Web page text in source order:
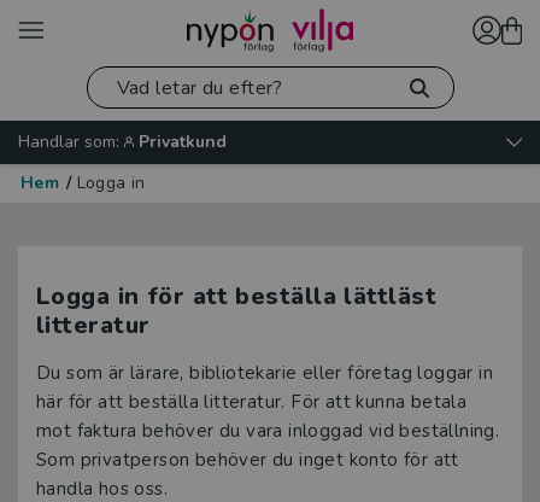
Handlar som:
Privatkund
Hem / Logga in
Logga in för att beställa lättläst
litteratur
Du som är lärare, bibliotekarie eller företag loggar in
här för att beställa litteratur. För att kunna betala
mot faktura behöver du vara inloggad vid beställning.
Som privatperson behöver du inget konto för att
handla hos oss.